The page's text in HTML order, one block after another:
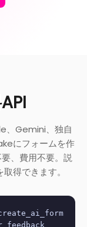
、Gemini、独自
にフォームを作
、費用不要。説
得できます。
feedback